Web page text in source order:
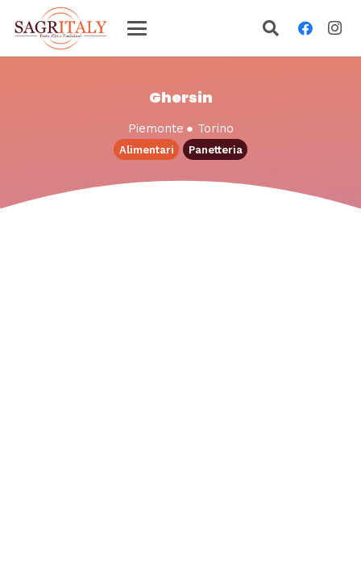
Ghersin
Piemonte ● Torino
Alimentari Panetteria